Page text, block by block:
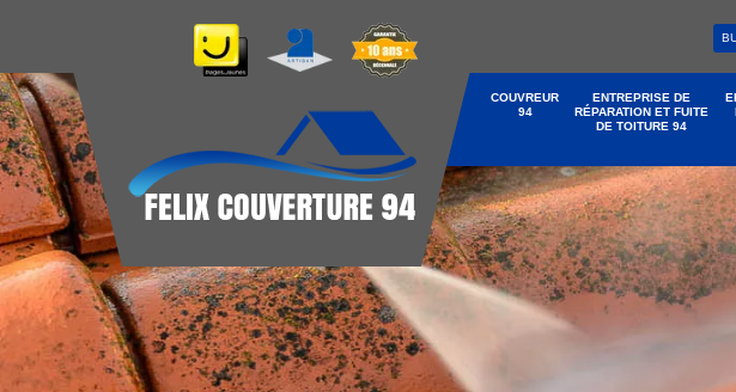
COUVREUR
94
ENTREPRISE DE
RÉPARATION ET FUITE
DE TOITURE 94